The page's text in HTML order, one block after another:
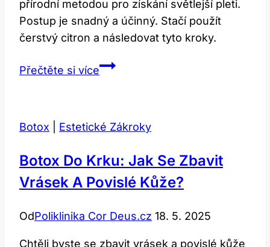
přírodní metodou pro získání světlejší pleti.
Postup je snadný a účinný. Stačí použít
čerstvý citron a následovat tyto kroky.
Přečtěte si víceBělení
metoda
za
krokem
Botox Estetické Zákroky
Botox Do Krku: Jak Se Zbavit
Vrásek A Povislé Kůže?
OdPoliklinika Cor Deus.cz 18. 5. 2025
Chtěli byste se zbavit vrásek a povislé kůže